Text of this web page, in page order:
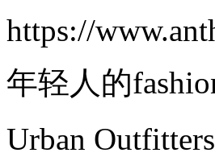
https://
年轻人的
Urban